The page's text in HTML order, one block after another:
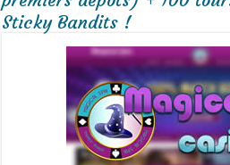
Sticky Bandits !